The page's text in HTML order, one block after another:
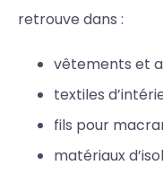
retrouve dans :
vêtements et
textiles
fils pour
matériaux